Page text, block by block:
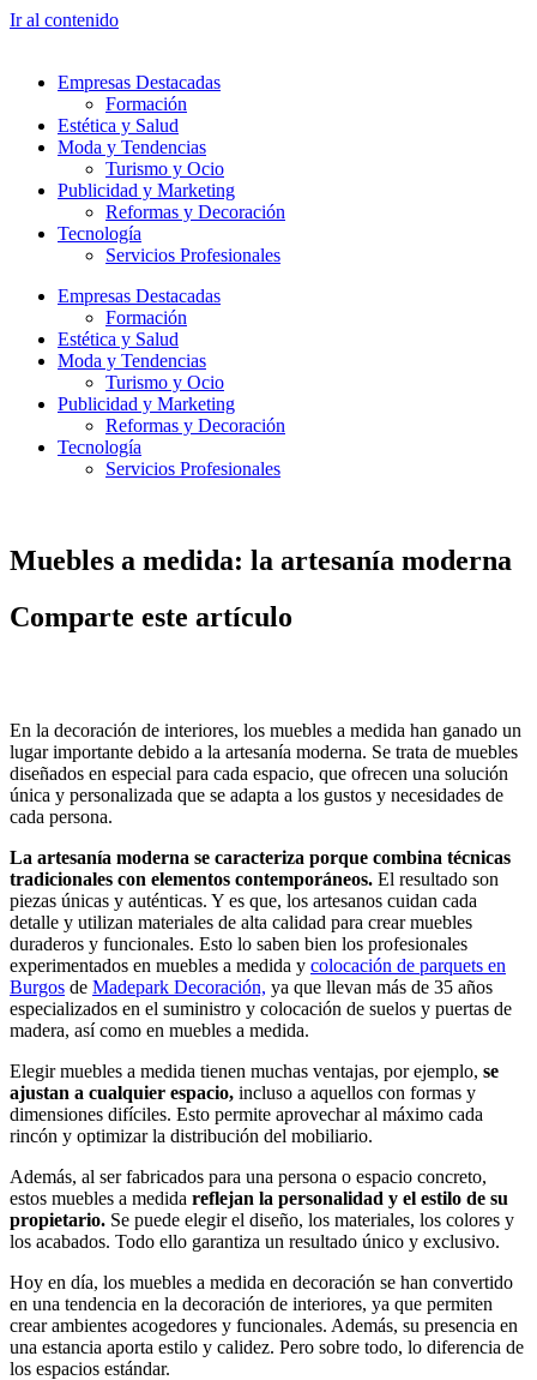
Ir al contenido
Empresas Destacadas
Formación
Estética y Salud
Moda y Tendencias
Turismo y Ocio
Publicidad y Marketing
Reformas y Decoración
Tecnología
Servicios Profesionales
Empresas Destacadas
Formación
Estética y Salud
Moda y Tendencias
Turismo y Ocio
Publicidad y Marketing
Reformas y Decoración
Tecnología
Servicios Profesionales
Muebles a medida: la artesanía moderna
Comparte este artículo
En la decoración de interiores, los muebles a medida han ganado un
lugar importante debido a la artesanía moderna. Se trata de muebles
diseñados en especial para cada espacio, que ofrecen una solución
única y personalizada que se adapta a los gustos y necesidades de
cada persona.
La artesanía moderna se caracteriza porque combina técnicas
tradicionales con elementos contemporáneos. El resultado son
piezas únicas y auténticas. Y es que, los artesanos cuidan cada
detalle y utilizan materiales de alta calidad para crear muebles
duraderos y funcionales. Esto lo saben bien los profesionales
experimentados en muebles a medida y colocación de parquets en
Burgos de Madepark Decoración, ya que llevan más de 35 años
especializados en el suministro y colocación de suelos y puertas de
madera, así como en muebles a medida.
Elegir muebles a medida tienen muchas ventajas, por ejemplo, se
ajustan a cualquier espacio, incluso a aquellos con formas y
dimensiones difíciles. Esto permite aprovechar al máximo cada
rincón y optimizar la distribución del mobiliario.
Además, al ser fabricados para una persona o espacio concreto,
estos muebles a medida reflejan la personalidad y el estilo de su
propietario. Se puede elegir el diseño, los materiales, los colores y
los acabados. Todo ello garantiza un resultado único y exclusivo.
Hoy en día, los muebles a medida en decoración se han convertido
en una tendencia en la decoración de interiores, ya que permiten
crear ambientes acogedores y funcionales. Además, su presencia en
una estancia aporta estilo y calidez. Pero sobre todo, lo diferencia de
los espacios estándar.